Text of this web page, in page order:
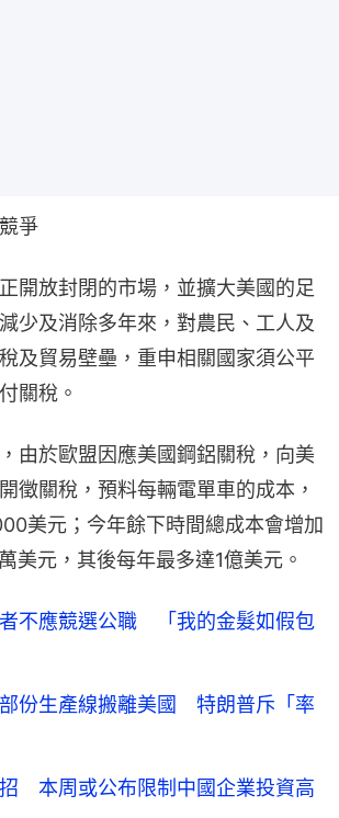
爭
開放封閉的市場，並擴大美國的足
少及消除多年來，對農民、工人及
及貿易壁壘，重申相關國家須公平
關稅。
由於歐盟因應美國鋼鋁關稅，向美
徵關稅，預料每輛電單車的成本，
美元；今年餘下時間總成本會增加
美元，其後每年最多達1億美元。
不應競選公職 「我的金髮如假包
份生產線搬離美國 特朗普斥「率
本周或公布限制中國企業投資高